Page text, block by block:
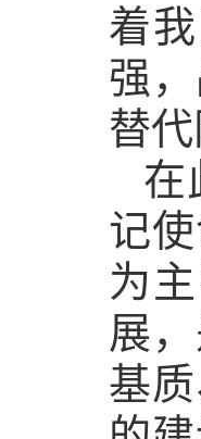
着
强
替
在
记
为
展
基